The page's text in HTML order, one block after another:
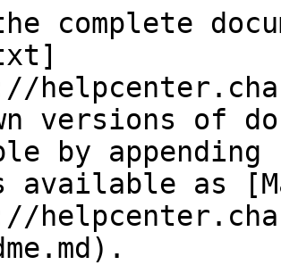
complete
versions of
by
available as